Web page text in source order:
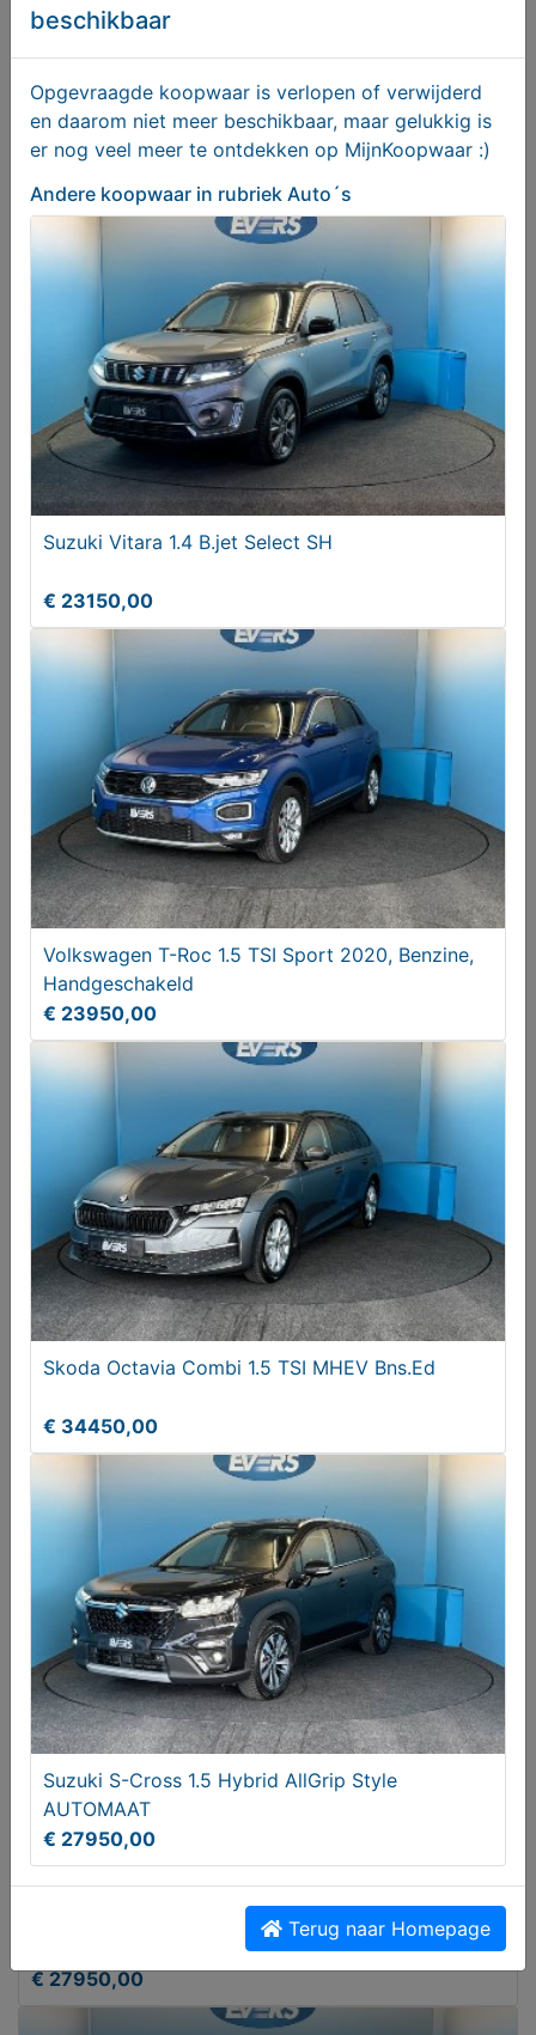
Skoda Octavia Combi 1.5 TSI MHEV Bns.Ed
€ 34450,00
Kia Pro cee'd Proceed 1.6 T-GDI GT (EURO 6d)
€ 24250,00
Assortimentdoos autozekeringen
Volkswagen Golf 1.4 eHybrid GTE
€ 23750,00
Mazda CX-5 2.5 SkyActive-G 194 Signature
€ 27950,00
beschikbaar
Opgevraagde koopwaar is verlopen of verwijderd
en daarom niet meer beschikbaar, maar gelukkig is
er nog veel meer te ontdekken op MijnKoopwaar :)
Andere koopwaar in rubriek Auto´s
Suzuki Vitara 1.4 B.jet Select SH
€ 23150,00
Volkswagen T-Roc 1.5 TSI Sport 2020, Benzine,
Handgeschakeld
€ 23950,00
Skoda Octavia Combi 1.5 TSI MHEV Bns.Ed
€ 34450,00
Suzuki S-Cross 1.5 Hybrid AllGrip Style
AUTOMAAT
€ 27950,00
Terug naar Homepage